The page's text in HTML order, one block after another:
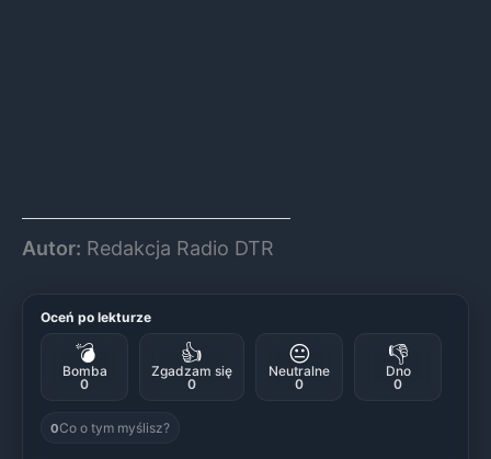
Autor: Redakcja Radio DTR
Oceń po lekturze
💣
Bomba
0
👍
Zgadzam się
0
😐
Neutralne
0
👎
Dno
0
0Co o tym myślisz?